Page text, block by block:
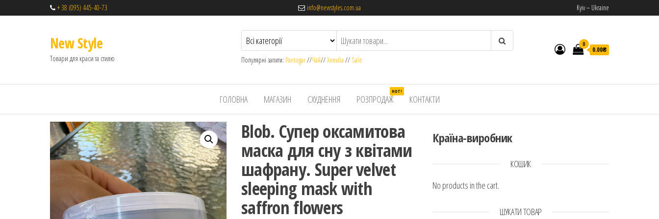
+ 38 (095) 445-40-73 info@newstyles.com.ua Kyiv – Ukraine
New Style
Товари для краси та стилю Популярні запити: Pantogar//Чай//Хельба // Sale
0
0.00₴
ГОЛОВНА МАГАЗИН СХУДНЕННЯ РОЗПРОДАЖ
HOT!
КОНТАКТИ
Blob. Супер оксамитова
маска для сну з квітами
шафрану. Super velvet
sleeping mask with
saffron flowers
Країна-виробник
КОШИК
No products in the cart.
ШУКАТИ ТОВАР